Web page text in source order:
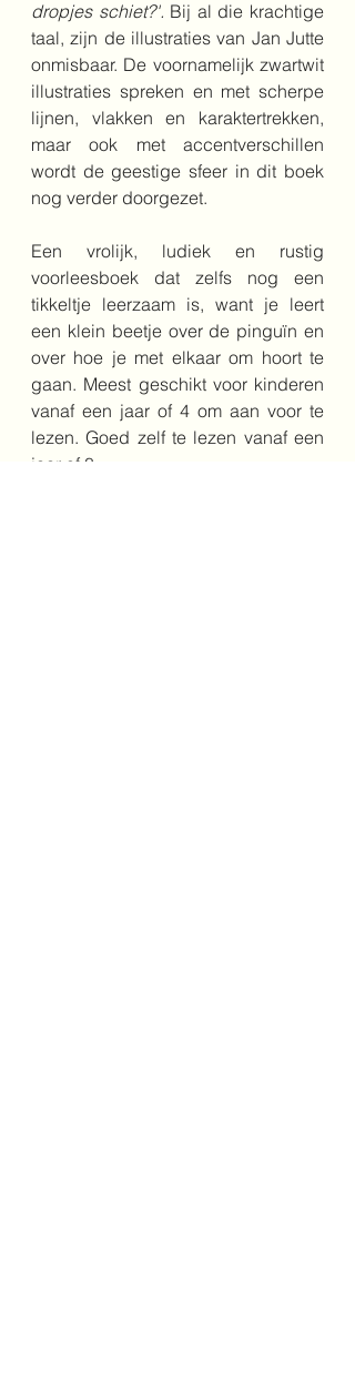
dropjes schiet?'. Bij al die krachtige
taal, zijn de illustraties van Jan Jutte
onmisbaar. De voornamelijk zwartwit
illustraties spreken en met scherpe
lijnen, vlakken en karaktertrekken,
maar ook met accentverschillen
wordt de geestige sfeer in dit boek
nog verder doorgezet.
Een vrolijk, ludiek en rustig
voorleesboek dat zelfs nog een
tikkeltje leerzaam is, want je leert
een klein beetje over de pinguïn en
over hoe je met elkaar om hoort te
gaan. Meest geschikt voor kinderen
vanaf een jaar of 4 om aan voor te
lezen. Goed zelf te lezen vanaf een
jaar of 8.